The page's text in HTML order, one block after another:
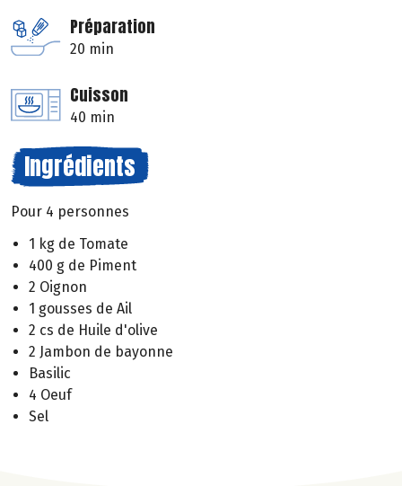
Préparation
20 min
Cuisson
40 min
Ingrédients
Pour 4 personnes
1 kg de Tomate
400 g de Piment
2 Oignon
1 gousses de Ail
2 cs de Huile d'olive
2 Jambon de bayonne
Basilic
4 Oeuf
Sel